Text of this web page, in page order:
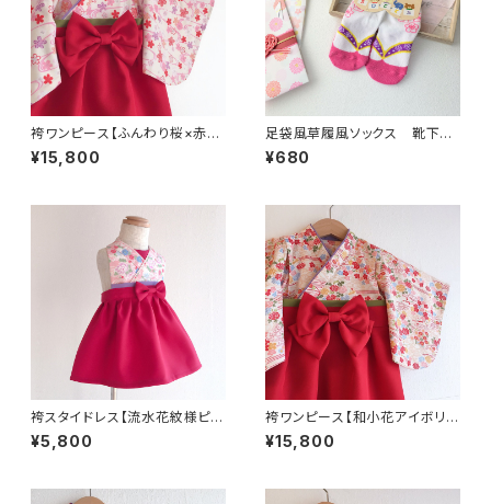
袴ワンピース【ふんわり桜×赤袴
×薄紫襟×抹茶帯】ベビー袴・袴
ロンパース・女の子・お食い初
¥15,800
足袋風草履風ソックス 靴下
ベビー・キッズ（9～12cm、12～
15cm) 袴、お宮参り、100日
装いに☆
¥680
袴スタイドレス【流水花紋様ピン
ク×ワインレッド×薄ピンク襟×
薄紫帯】 ベビー袴
¥5,800
袴ワンピース【和小花アイボリー
×赤袴×薄紫襟×抹茶帯】ベビー
袴・袴ロンパース・女の子・お食
¥15,800